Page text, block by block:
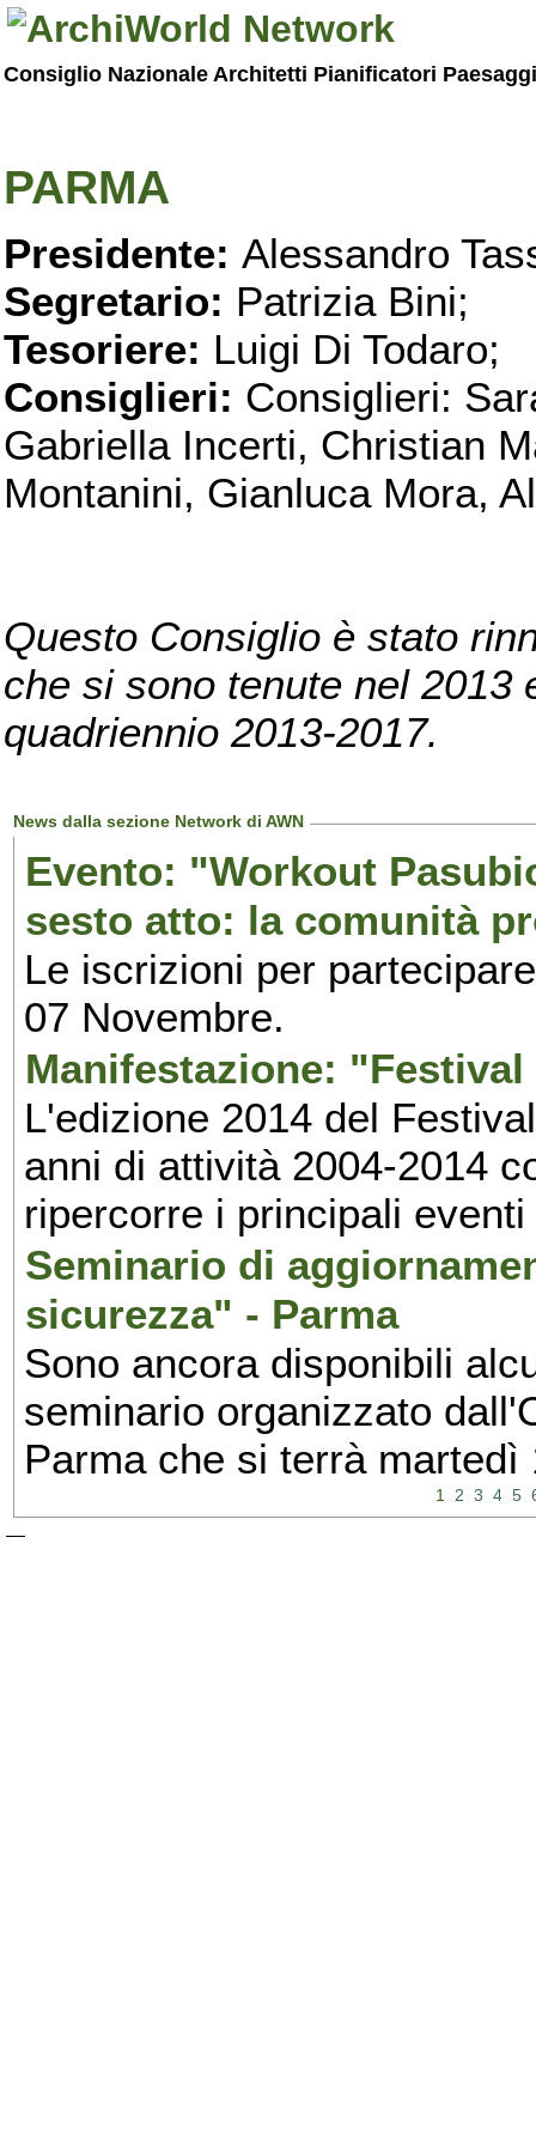
Consiglio Nazionale Architetti Pianificatori
PARMA
Presidente: Alessandro
Segretario: Patrizia Bini;
Tesoriere: Luigi Di Todaro;
Consiglieri: Consiglieri:
Gabriella Incerti, Christian
Montanini, Gianluca Mora,
Questo Consiglio è stato
che si sono tenute nel 2013
quadriennio 2013-2017.
News dalla sezione Network di AWN
Evento: "Workout
sesto atto: la comunità
Le iscrizioni per
07 Novembre.
Manifestazione:
L'edizione 2014 del
anni di attività 2004-2014
ripercorre i principali
Seminario di
sicurezza" - Parma
Sono ancora disponibili
seminario organizzato
Parma che si terrà martedì
1 2 3 4 5